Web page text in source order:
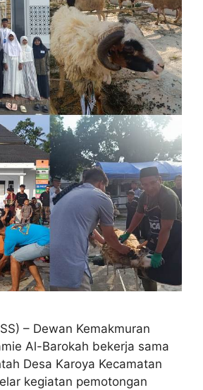
– Dewan Kemakmuran
Al-Barokah bekerja sama
Desa Karoya Kecamatan
kegiatan pemotongan